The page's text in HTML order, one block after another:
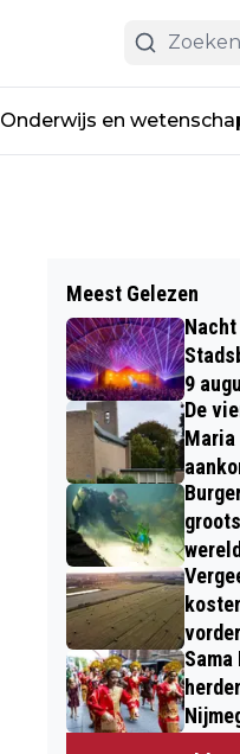
Onderwijs en
Meest Gelezen
Nacht
9
De
Maria
wereld
Sama